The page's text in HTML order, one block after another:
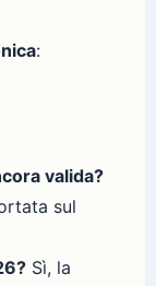
:
valida?
sul
Sì, la